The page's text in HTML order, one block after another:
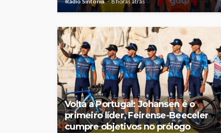
Volta a Portugal: Johansen é o
primeiro líder, Feirense-Beeceler
cumpre objetivos no prólogo